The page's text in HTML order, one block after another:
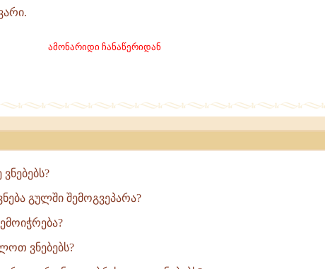
ამონარიდი ჩანაწერიდან
გულში შემოგვეპარა?
ვნებებს?